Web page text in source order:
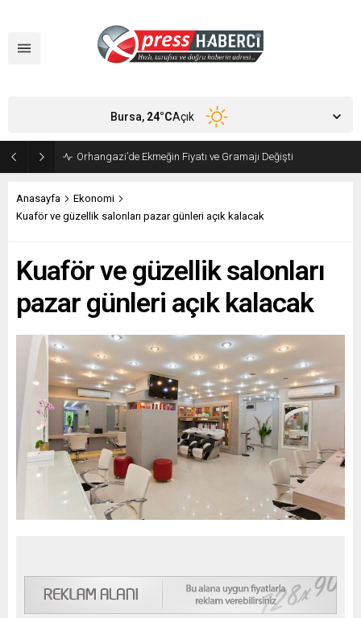
Orhangazi’de Ekmeğin Fiyatı ve Gramajı Değişti
Bursa, 24°CAçık
Anasayfa
Ekonomi
Kuaför ve güzellik salonları pazar günleri açık kalacak
Kuaför ve güzellik salonları
pazar günleri açık kalacak